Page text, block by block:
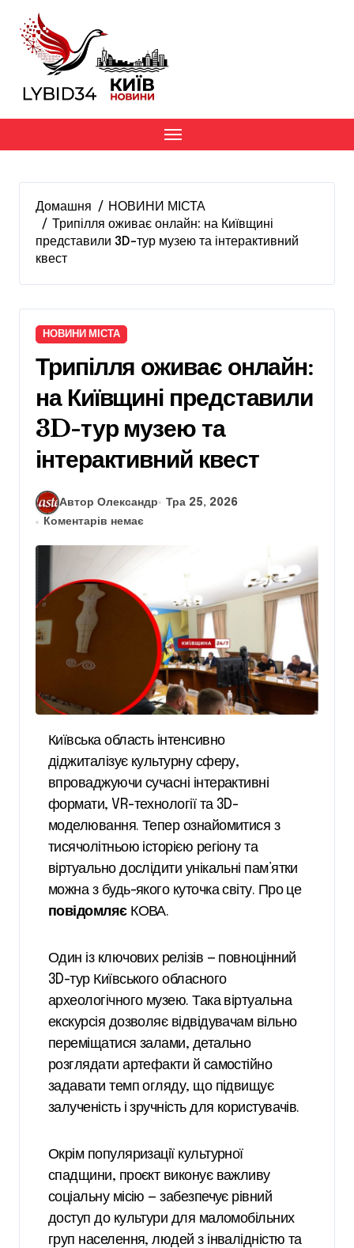
вмісту
Домашня
НОВИНИ МІСТА
Трипілля оживає онлайн: на Київщині
представили 3D-тур музею та інтерактивний
квест
НОВИНИ МІСТА
Трипілля оживає онлайн:
на Київщині представили
3D-тур музею та
інтерактивний квест
Автор Олександр
Тра 25, 2026
Коментарів немає
Київська область інтенсивно
діджиталізує культурну сферу,
впроваджуючи сучасні інтерактивні
формати, VR-технології та 3D-
моделювання. Тепер ознайомитися з
тисячолітньою історією регіону та
віртуально дослідити унікальні пам’ятки
можна з будь-якого куточка світу. Про це
повідомляєКОВА.
Один із ключових релізів — повноцінний
3D-тур Київського обласного
археологічного музею. Така віртуальна
екскурсія дозволяє відвідувачам вільно
переміщатися залами, детально
розглядати артефакти й самостійно
задавати темп огляду, що підвищує
залученість і зручність для користувачів.
Окрім популяризації культурної
спадщини, проєкт виконує важливу
соціальну місію — забезпечує рівний
доступ до культури для маломобільних
груп населення, людей з інвалідністю та